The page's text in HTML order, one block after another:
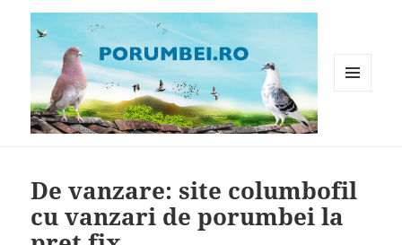
De vanzare: site columbofil
cu vanzari de porumbei la